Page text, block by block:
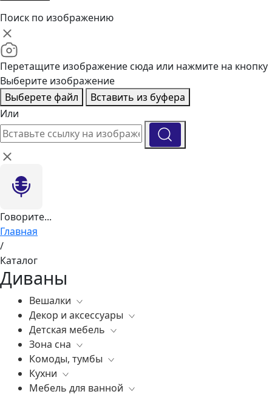
Поиск по изображению
Перетащите изображение сюда или нажмите на кнопку
Выберите изображение
Выберете файл
Вставить из буфера
Или
Говорите...
Главная
/
Каталог
Диваны
Вешалки
Все
Декор и аксессуары
Все
Вазы
Элитные зеркала
Ковры
Статуэтки
Детская мебель
Все
Комоды, тумбы
Зеркала
Освещение
Зона сна
Все
Постельное белье
Матрасы
Комоды, тумбы
Все
Бары
Кухни
Все
Мебель для ванной